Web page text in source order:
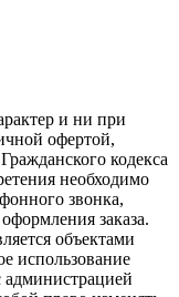
и ни при
офертой,
кодекса
необходимо
звонка,
заказа.
объектами
использование